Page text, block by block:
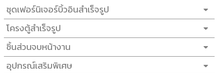
ชุดเฟอร์นิเจอร์บิ้วอินสำเร็จรูป
โครงตู้สำเร็จรูป
ชิ้นส่วนจบหน้างาน
อุปกรณ์เสริมพิเศษ